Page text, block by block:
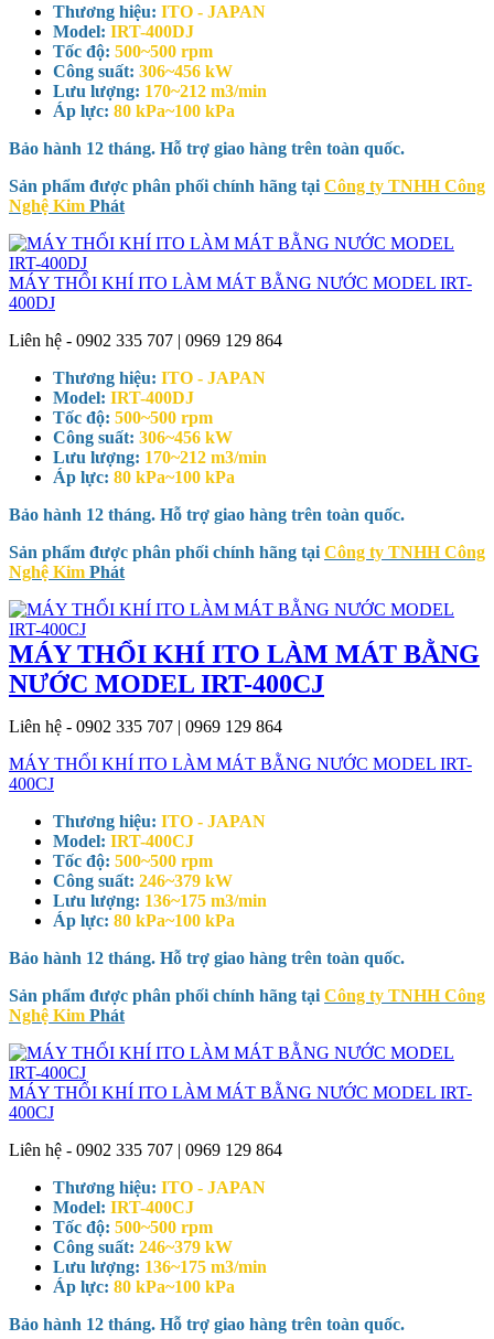
Thương hiệu: ITO - JAPAN
Model: IRT-400DJ
Tốc độ: 500~500 rpm
Công suất: 306~456 kW
Lưu lượng: 170~212 m3/min
Áp lực: 80 kPa~100 kPa
Bảo hành 12 tháng. Hỗ trợ giao hàng trên toàn quốc.
Sản phẩm được phân phối chính hãng tại Công ty TNHH Công
Nghệ Kim Phát
MÁY THỔI KHÍ ITO LÀM MÁT BẰNG NƯỚC MODEL IRT-
400DJ
Liên hệ - 0902 335 707 | 0969 129 864
Thương hiệu: ITO - JAPAN
Model: IRT-400DJ
Tốc độ: 500~500 rpm
Công suất: 306~456 kW
Lưu lượng: 170~212 m3/min
Áp lực: 80 kPa~100 kPa
Bảo hành 12 tháng. Hỗ trợ giao hàng trên toàn quốc.
Sản phẩm được phân phối chính hãng tại Công ty TNHH Công
Nghệ Kim Phát
MÁY THỔI KHÍ ITO LÀM MÁT BẰNG
NƯỚC MODEL IRT-400CJ
Liên hệ - 0902 335 707 | 0969 129 864
MÁY THỔI KHÍ ITO LÀM MÁT BẰNG NƯỚC MODEL IRT-
400CJ
Thương hiệu: ITO - JAPAN
Model: IRT-400CJ
Tốc độ: 500~500 rpm
Công suất: 246~379 kW
Lưu lượng: 136~175 m3/min
Áp lực: 80 kPa~100 kPa
Bảo hành 12 tháng. Hỗ trợ giao hàng trên toàn quốc.
Sản phẩm được phân phối chính hãng tại Công ty TNHH Công
Nghệ Kim Phát
MÁY THỔI KHÍ ITO LÀM MÁT BẰNG NƯỚC MODEL IRT-
400CJ
Liên hệ - 0902 335 707 | 0969 129 864
Thương hiệu: ITO - JAPAN
Model: IRT-400CJ
Tốc độ: 500~500 rpm
Công suất: 246~379 kW
Lưu lượng: 136~175 m3/min
Áp lực: 80 kPa~100 kPa
Bảo hành 12 tháng. Hỗ trợ giao hàng trên toàn quốc.